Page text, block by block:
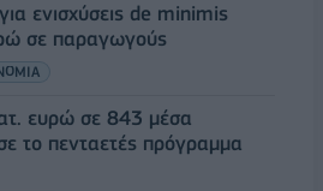
ενισχύσεις de minimis
σε παραγωγούς
ευρώ σε 843 μέσα
το πενταετές πρόγραμμα